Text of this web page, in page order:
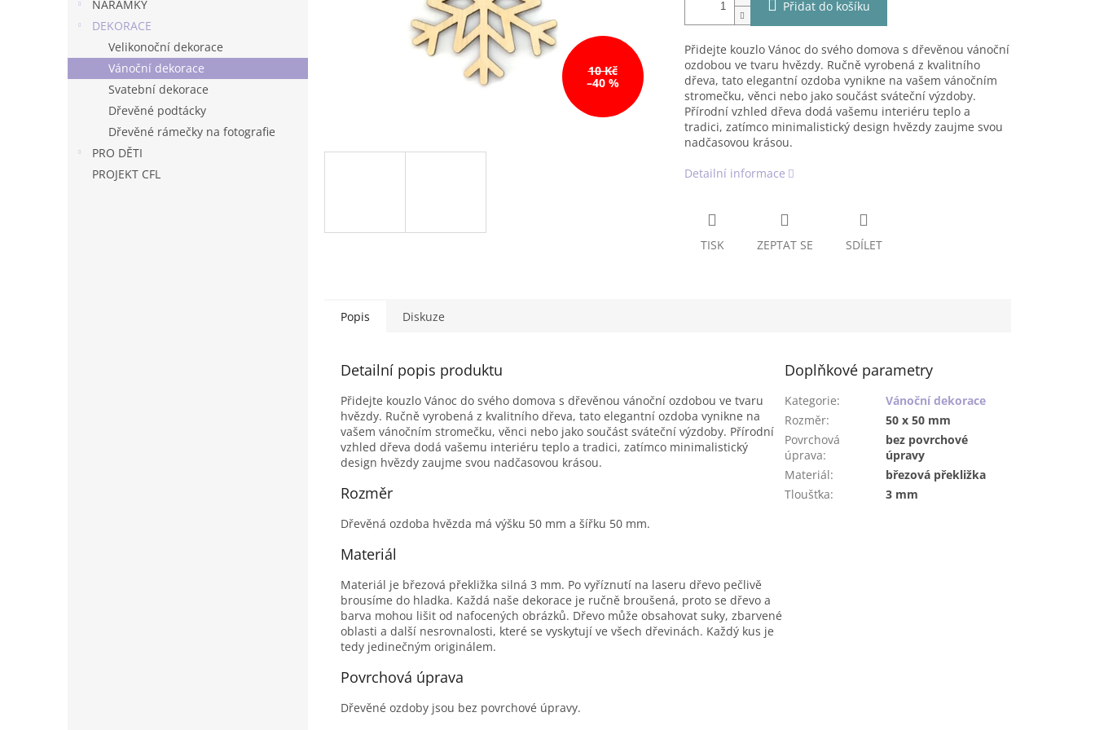
NÁRAMKY
DEKORACE
Velikonoční dekorace
Vánoční dekorace
Svatební dekorace
Dřevěné podtácky
Dřevěné rámečky na fotografie
PRO DĚTI
PROJEKT CFL
10 Kč
–40 %
Přidat do košíku
Přidejte kouzlo Vánoc do svého domova s dřevěnou vánoční
ozdobou ve tvaru hvězdy. Ručně vyrobená z kvalitního
dřeva, tato elegantní ozdoba vynikne na vašem vánočním
stromečku, věnci nebo jako součást sváteční výzdoby.
Přírodní vzhled dřeva dodá vašemu interiéru teplo a
tradici, zatímco minimalistický design hvězdy zaujme svou
nadčasovou krásou.
Detailní informace
TISK ZEPTAT SE SDÍLET
Popis Diskuze
Detailní popis produktu
Přidejte kouzlo Vánoc do svého domova s dřevěnou vánoční ozdobou ve tvaru
hvězdy. Ručně vyrobená z kvalitního dřeva, tato elegantní ozdoba vynikne na
vašem vánočním stromečku, věnci nebo jako součást sváteční výzdoby. Přírodní
vzhled dřeva dodá vašemu interiéru teplo a tradici, zatímco minimalistický
design hvězdy zaujme svou nadčasovou krásou.
Rozměr
Dřevěná ozdoba hvězda má výšku 50 mm a šířku 50 mm.
Materiál
Materiál je březová překližka silná 3 mm. Po vyříznutí na laseru dřevo pečlivě
brousíme do hladka. Každá naše dekorace je ručně broušená, proto se dřevo a
barva mohou lišit od nafocených obrázků. Dřevo může obsahovat suky, zbarvené
oblasti a další nesrovnalosti, které se vyskytují ve všech dřevinách. Každý kus je
tedy jedinečným originálem.
Povrchová úprava
Dřevěné ozdoby jsou bez povrchové úpravy.
Doplňkové parametry
Kategorie:
Vánoční dekorace
Rozměr:
50 x 50 mm
Povrchová
úprava:
bez povrchové
úpravy
Materiál:
březová překližka
Tloušťka: 3 mm